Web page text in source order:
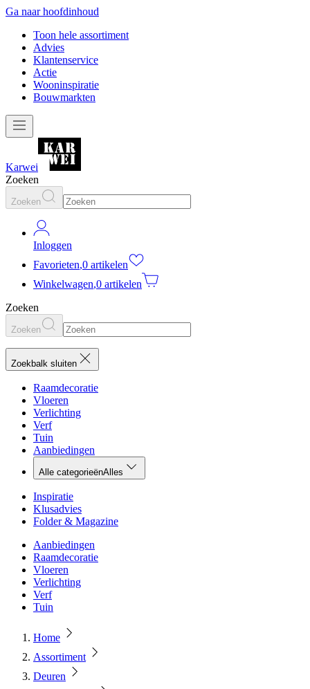
Ga naar hoofdinhoud
Toon hele assortiment
Advies
Klantenservice
Actie
Wooninspiratie
Bouwmarkten
Karwei
Zoeken
Zoeken
Inloggen
Favorieten,0 artikelen
Winkelwagen,0 artikelen
Zoeken
Zoeken
Zoekbalk sluiten
Raamdecoratie
Vloeren
Verlichting
Verf
Tuin
Aanbiedingen
Alle categorieënAlles
Inspiratie
Klusadvies
Folder & Magazine
Aanbiedingen
Raamdecoratie
Vloeren
Verlichting
Verf
Tuin
Home
Assortiment
Deuren